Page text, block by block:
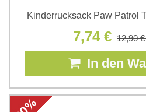
Kinderrucksack Paw Patrol
7,74 € 12,90
In den